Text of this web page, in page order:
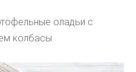
оладьи с
колбасы